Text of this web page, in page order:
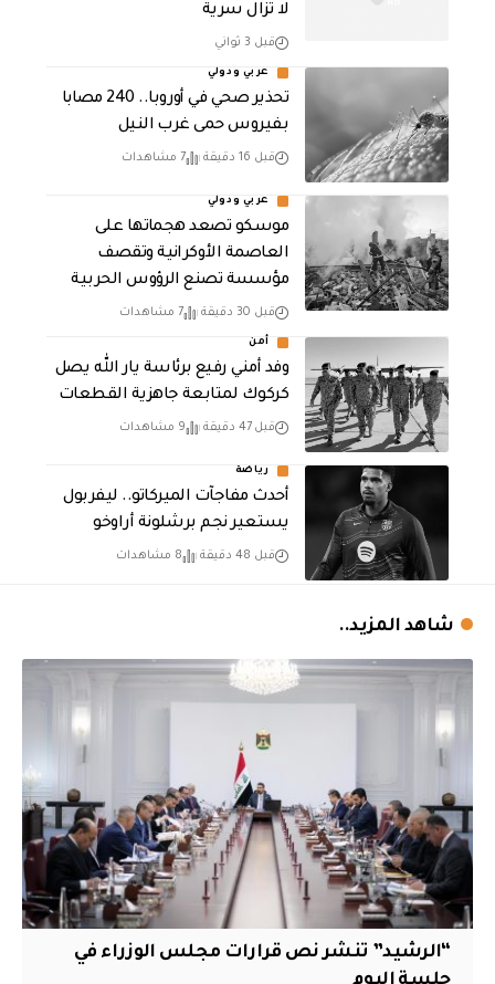
لا تزال سرية
قبل 3 ثواني
عربي ودولي
تحذير صحي في أوروبا.. 240 مصابا
بفيروس حمى غرب النيل
قبل 16 دقيقة 7 مشاهدات
عربي ودولي
موسكو تصعد هجماتها على
العاصمة الأوكرانية وتقصف
مؤسسة تصنع الرؤوس الحربية
قبل 30 دقيقة 7 مشاهدات
أمن
وفد أمني رفيع برئاسة يار الله يصل
كركوك لمتابعة جاهزية القطعات
قبل 47 دقيقة 9 مشاهدات
رياضة
أحدث مفاجآت الميركاتو.. ليفربول
يستعير نجم برشلونة أراوخو
قبل 48 دقيقة 8 مشاهدات
شاهد المزيد..
“الرشيد” تنشر نص قرارات مجلس الوزراء في